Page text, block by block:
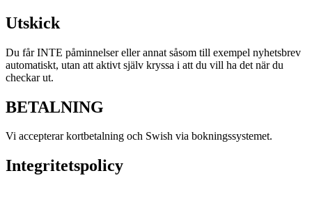
Utskick
Du får INTE påminnelser eller annat såsom till exempel nyhetsbrev
automatiskt, utan att aktivt själv kryssa i att du vill ha det när du
checkar ut.
BETALNING
Vi accepterar kortbetalning och Swish via bokningssystemet.
Integritetspolicy